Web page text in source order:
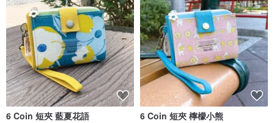
6 Coin 短夾 藍夏花語 6 Coin 短夾 檸檬小熊